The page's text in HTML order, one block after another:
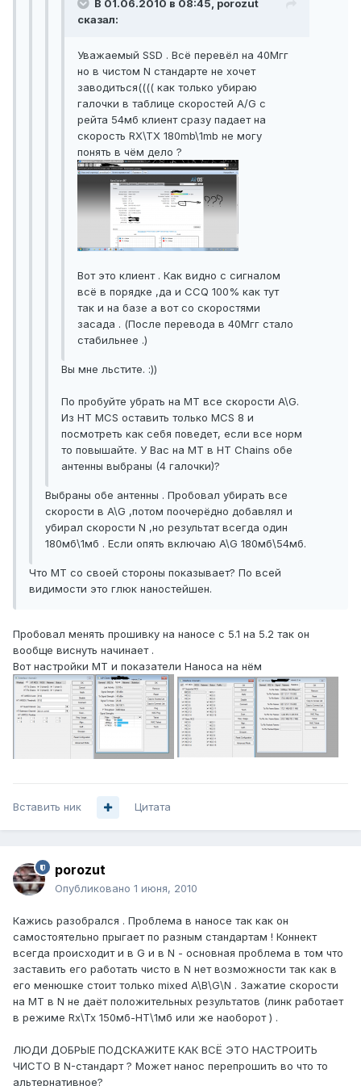
В 01.06.2010 в 08:45, porozut
сказал:
Уважаемый SSD . Всё перевёл на 40Мгг
но в чистом N стандарте не хочет
заводиться(((( как только убираю
галочки в таблице скоростей A/G с
рейта 54мб клиент сразу падает на
скорость RX\TX 180mb\1mb не могу
понять в чём дело ?
Вот это клиент . Как видно с сигналом
всё в порядке ,да и CCQ 100% как тут
так и на базе а вот со скоростями
засада . (После перевода в 40Мгг стало
стабильнее .)
Вы мне льстите. :))
По пробуйте убрать на МТ все скорости A\G.
Из HT MCS оставить только MCS 8 и
посмотреть как себя поведет, если все норм
то повышайте. У Вас на MT в HT Chains обе
антенны выбраны (4 галочки)?
Выбраны обе антенны . Пробовал убирать все
скорости в A\G ,потом поочерёдно добавлял и
убирал скорости N ,но результат всегда один
180мб\1мб . Если опять включаю A\G 180мб\54мб.
Что МТ со своей стороны показывает? По всей
видимости это глюк наностейшен.
Пробовал менять прошивку на наносе с 5.1 на 5.2 так он
вообще виснуть начинает .
Вот настройки МТ и показатели Наноса на нём
Вставить ник Цитата
porozut
Опубликовано 1 июня, 2010
Кажись разобрался . Проблема в наносе так как он
самостоятельно прыгает по разным стандартам ! Коннект
всегда происходит и в G и в N - основная проблема в том что
заставить его работать чисто в N нет возможности так как в
его менюшке стоит только mixed A\B\G\N . Зажатие скорости
на МТ в N не даёт положительных результатов (линк работает
в режиме Rx\Tx 150мб-HT\1мб или же наоборот ) .
ЛЮДИ ДОБРЫЕ ПОДСКАЖИТЕ КАК ВСЁ ЭТО НАСТРОИТЬ
ЧИСТО В N-стандарт ? Может нанос перепрошить во что то
альтернативное?